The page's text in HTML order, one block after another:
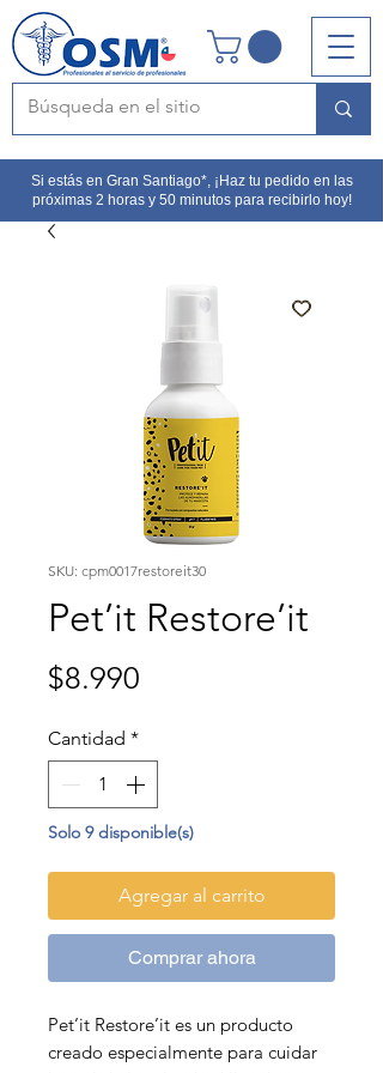
Si estás en Gran Santiago*, ¡Haz tu pedido en las
próximas 2 horas y 50 minutos para recibirlo hoy!
SKU: cpm0017restoreit30
Pet’it Restore’it
$8.990
Cantidad *
Solo 9 disponible(s)
Agregar al carrito
Comprar ahora
Pet’it Restore’it es un producto
creado especialmente para cuidar